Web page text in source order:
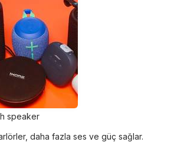
speaker
daha fazla ses ve güç sağlar.